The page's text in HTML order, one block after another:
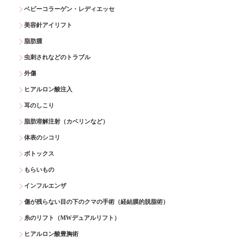
ベビーコラーゲン・レディエッセ
美容針アイリフト
脂肪腫
虫刺されなどのトラブル
外傷
ヒアルロン酸注入
耳のしこり
脂肪溶解注射（カベリンなど）
体表のシコリ
ボトックス
もらいもの
インフルエンザ
傷が残らない目の下のクマの手術（経結膜的脱脂術）
糸のリフト（MWデュアルリフト）
ヒアルロン酸豊胸術